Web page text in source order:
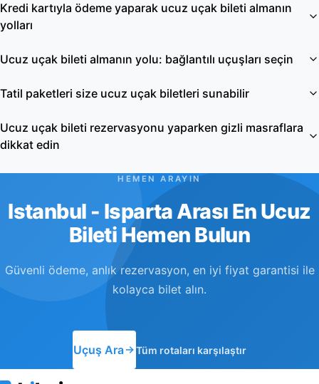
Kredi kartıyla ödeme yaparak ucuz uçak bileti almanın
yolları
Ucuz uçak bileti almanın yolu: bağlantılı uçuşları seçin
Tatil paketleri size ucuz uçak biletleri sunabilir
Ucuz uçak bileti rezervasyonu yaparken gizli masraflara
dikkat edin
HEMEN ARAYIN
Istanbul - Isparta Arası En Ucuz
Bileti Hemen Bulun
Güvenli ödeme, anlık rezervasyon, en iyi fiyat garantisi ile
kolayca bilet alın.
Uçuş Ara Tüm rotaları karşılaştır